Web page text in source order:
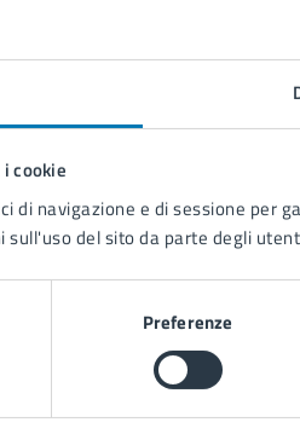
cookie
di navigazione e di sessione per
sull'uso del sito da parte degli
Preferenze
Contatta il comune
Leggi le domande frequenti
Richiedi assistenza
Prenota appuntamento
Problemi in città